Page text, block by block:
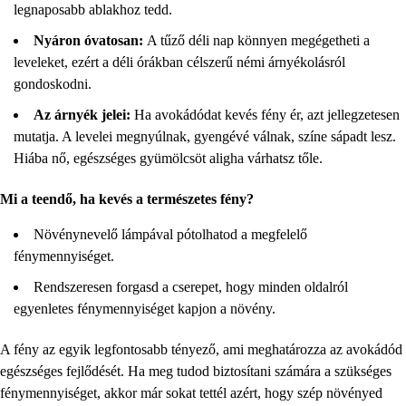
legnaposabb ablakhoz tedd.
Nyáron óvatosan: A tűző déli nap könnyen megégetheti a
leveleket, ezért a déli órákban célszerű némi árnyékolásról
gondoskodni.
Az árnyék jelei: Ha avokádódat kevés fény ér, azt jellegzetesen
mutatja. A levelei megnyúlnak, gyengévé válnak, színe sápadt lesz.
Hiába nő, egészséges gyümölcsöt aligha várhatsz tőle.
Mi a teendő, ha kevés a természetes fény?
Növénynevelő lámpával pótolhatod a megfelelő
fénymennyiséget.
Rendszeresen forgasd a cserepet, hogy minden oldalról
egyenletes fénymennyiséget kapjon a növény.
A fény az egyik legfontosabb tényező, ami meghatározza az avokádód
egészséges fejlődését. Ha meg tudod biztosítani számára a szükséges
fénymennyiséget, akkor már sokat tettél azért, hogy szép növényed